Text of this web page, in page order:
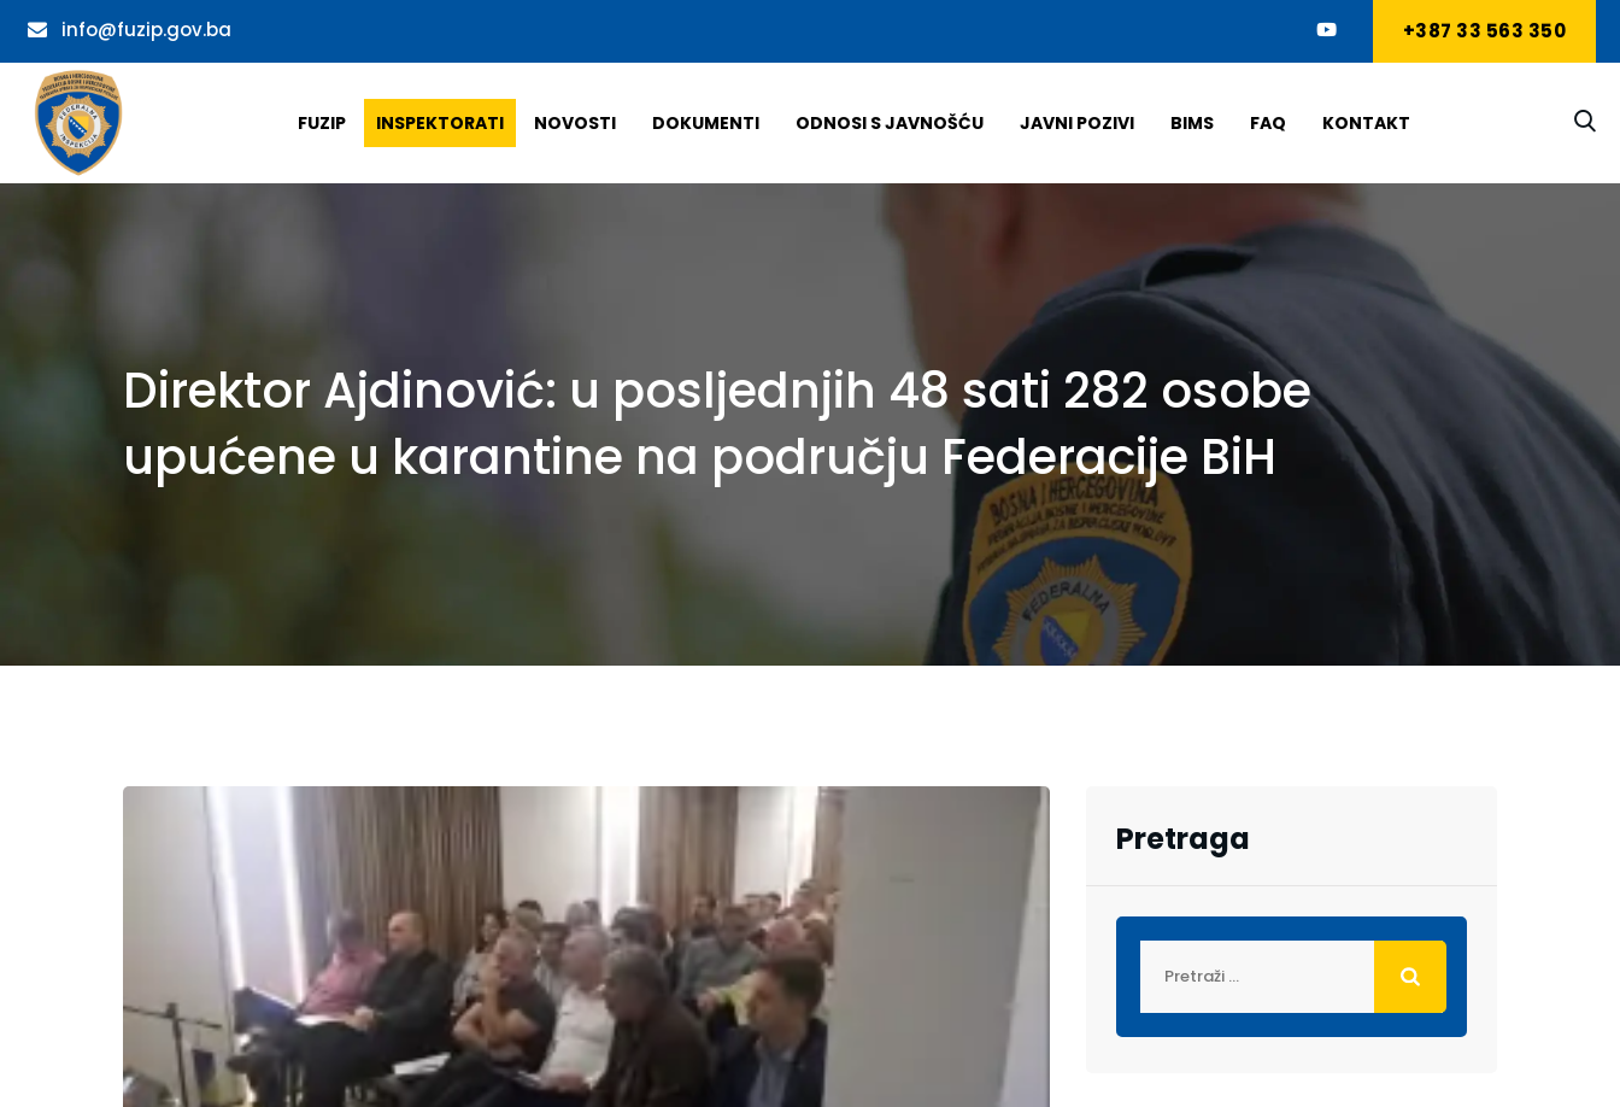
info@fuzip.gov.ba +387 33 563 350
FUZIP INSPEKTORATI NOVOSTI DOKUMENTI ODNOSI S JAVNOŠĆU JAVNI POZIVI BIMS FAQ KONTAKT
Direktor Ajdinović: u posljednjih 48 sati 282 osobe
upućene u karantine na području Federacije BiH
Pretraga